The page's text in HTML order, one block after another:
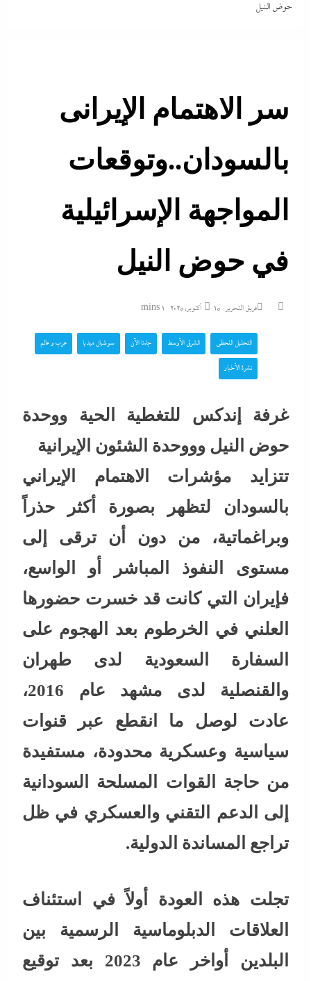
حوض النيل
سر الاهتمام الإيرانى
بالسودان..وتوقعات
المواجهة الإسرائيلية
في حوض النيل
فريق التحرير 15 أكتوبر، 2025 1 mins
التحليل اللحظي الشرق الأوسط جاءنا الآن سوشيال ميديا عرب و عالم
نشرة الأخبار
غرفة إندكس للتغطية الحية ووحدة
حوض النيل وووحدة الشئون الإيرانية
تتزايد مؤشرات الاهتمام الإيراني
بالسودان لتظهر بصورة أكثر حذراً
وبراغماتية، من دون أن ترقى إلى
مستوى النفوذ المباشر أو الواسع،
فإيران التي كانت قد خسرت حضورها
العلني في الخرطوم بعد الهجوم على
السفارة السعودية لدى طهران
والقنصلية لدى مشهد عام 2016،
عادت لوصل ما انقطع عبر قنوات
سياسية وعسكرية محدودة، مستفيدة
من حاجة القوات المسلحة السودانية
إلى الدعم التقني والعسكري في ظل
تراجع المساندة الدولية.
تجلت هذه العودة أولاً في استئناف
العلاقات الدبلوماسية الرسمية بين
البلدين أواخر عام 2023 بعد توقيع